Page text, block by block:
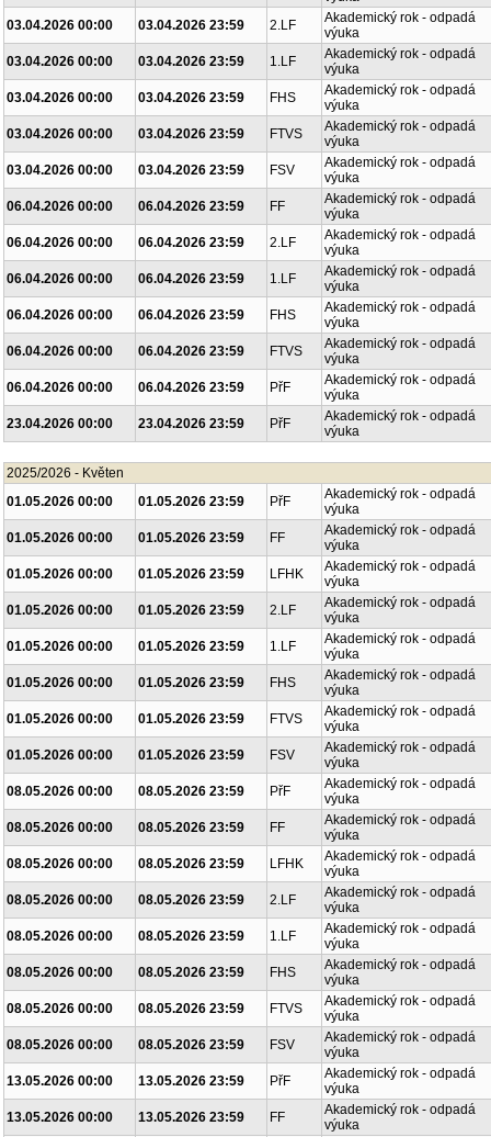
03.04.2026 00:00
03.04.2026 23:59 2.LF
Akademický rok - odpadá
výuka
03.04.2026 00:00
03.04.2026 23:59 1.LF
Akademický rok - odpadá
výuka
03.04.2026 00:00
03.04.2026 23:59 FHS
Akademický rok - odpadá
výuka
03.04.2026 00:00
03.04.2026 23:59 FTVS
Akademický rok - odpadá
výuka
03.04.2026 00:00
03.04.2026 23:59 FSV
Akademický rok - odpadá
výuka
06.04.2026 00:00
06.04.2026 23:59 FF
Akademický rok - odpadá
výuka
06.04.2026 00:00
06.04.2026 23:59 2.LF
Akademický rok - odpadá
výuka
06.04.2026 00:00
06.04.2026 23:59 1.LF
Akademický rok - odpadá
výuka
06.04.2026 00:00
06.04.2026 23:59 FHS
Akademický rok - odpadá
výuka
06.04.2026 00:00
06.04.2026 23:59 FTVS
Akademický rok - odpadá
výuka
06.04.2026 00:00
06.04.2026 23:59 PřF
Akademický rok - odpadá
výuka
23.04.2026 00:00
23.04.2026 23:59 PřF
Akademický rok - odpadá
výuka
2025/2026 - Květen
01.05.2026 00:00
01.05.2026 23:59 PřF
Akademický rok - odpadá
výuka
01.05.2026 00:00
01.05.2026 23:59 FF
Akademický rok - odpadá
výuka
01.05.2026 00:00
01.05.2026 23:59 LFHK
Akademický rok - odpadá
výuka
01.05.2026 00:00
01.05.2026 23:59 2.LF
Akademický rok - odpadá
výuka
01.05.2026 00:00
01.05.2026 23:59 1.LF
Akademický rok - odpadá
výuka
01.05.2026 00:00
01.05.2026 23:59 FHS
Akademický rok - odpadá
výuka
01.05.2026 00:00
01.05.2026 23:59 FTVS
Akademický rok - odpadá
výuka
01.05.2026 00:00
01.05.2026 23:59 FSV
Akademický rok - odpadá
výuka
08.05.2026 00:00
08.05.2026 23:59 PřF
Akademický rok - odpadá
výuka
08.05.2026 00:00
08.05.2026 23:59 FF
Akademický rok - odpadá
výuka
08.05.2026 00:00
08.05.2026 23:59 LFHK
Akademický rok - odpadá
výuka
08.05.2026 00:00
08.05.2026 23:59 2.LF
Akademický rok - odpadá
výuka
08.05.2026 00:00
08.05.2026 23:59 1.LF
Akademický rok - odpadá
výuka
08.05.2026 00:00
08.05.2026 23:59 FHS
Akademický rok - odpadá
výuka
08.05.2026 00:00
08.05.2026 23:59 FTVS
Akademický rok - odpadá
výuka
08.05.2026 00:00
08.05.2026 23:59 FSV
Akademický rok - odpadá
výuka
13.05.2026 00:00
13.05.2026 23:59 PřF
Akademický rok - odpadá
výuka
13.05.2026 00:00
13.05.2026 23:59 FF
Akademický rok - odpadá
výuka